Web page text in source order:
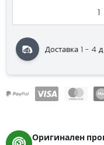
Доставка 1 - 4
Оригинален